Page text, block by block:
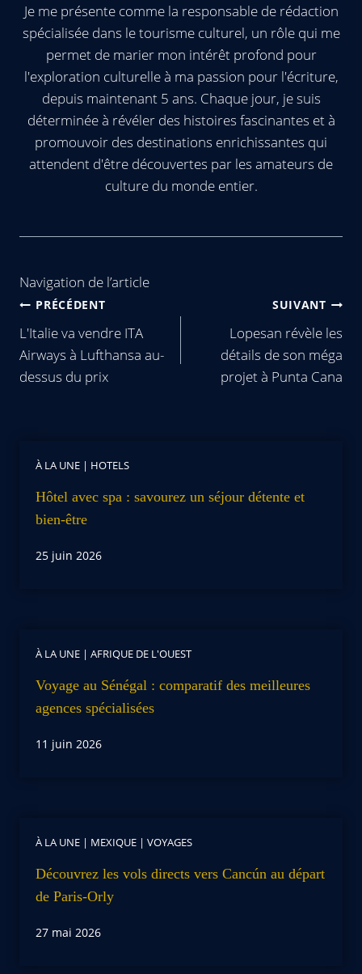
Je me présente comme la responsable de rédaction
spécialisée dans le tourisme culturel, un rôle qui me
permet de marier mon intérêt profond pour
l'exploration culturelle à ma passion pour l'écriture,
depuis maintenant 5 ans. Chaque jour, je suis
déterminée à révéler des histoires fascinantes et à
promouvoir des destinations enrichissantes qui
attendent d'être découvertes par les amateurs de
culture du monde entier.
Navigation de l’article
PRÉCÉDENT
L'Italie va vendre ITA
Airways à Lufthansa au-
dessus du prix
SUIVANT
Lopesan révèle les
détails de son méga
projet à Punta Cana
À LA UNE | HOTELS
Hôtel avec spa : savourez un séjour détente et
bien-être
25 juin 2026
À LA UNE | AFRIQUE DE L'OUEST
Voyage au Sénégal : comparatif des meilleures
agences spécialisées
11 juin 2026
À LA UNE | MEXIQUE | VOYAGES
Découvrez les vols directs vers Cancún au départ
de Paris-Orly
27 mai 2026